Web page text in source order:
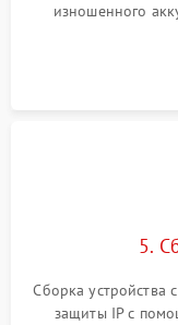
изношенного
контроллеров
разъемов и
5.
Сборка устройства
защиты IP с